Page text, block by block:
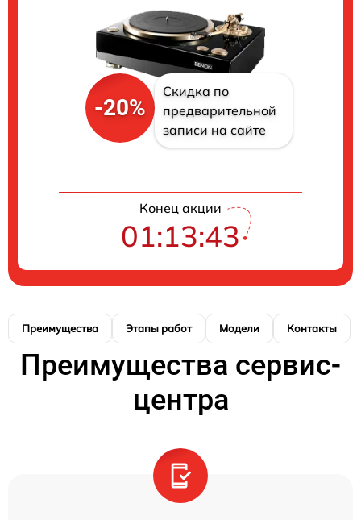
-20%
Скидка по
предварительной
записи на сайте
Конец акции
01:13:43
Преимущества Этапы работ Модели Контакты
Преимущества сервис-
центра